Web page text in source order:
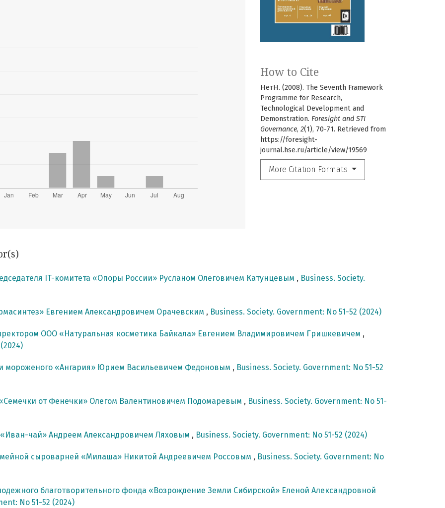
How to Cite
НетН. (2008). The Seventh Framework
Programme for Research,
Technological Development and
Demonstration. Foresight and STI
Governance, 2(1), 70-71. Retrieved from
https://foresight-
journal.hse.ru/article/view/19569
More Citation Formats
IT-комитета «Опоры России» Русланом Олеговичем Катунцевым , Business. Society.
Евгением Александровичем Орачевским , Business. Society. Government: No 51-52 (2024)
ООО «Натуральная косметика Байкала» Евгением Владимировичем Гришкевичем ,
мороженого «Ангария» Юрием Васильевичем Федоновым , Business. Society. Government: No 51-52
от Фенечки» Олегом Валентиновичем Подомаревым , Business. Society. Government: No 51-
чай» Андреем Александровичем Ляховым , Business. Society. Government: No 51-52 (2024)
сыроварней «Милаша» Никитой Андреевичем Россовым , Business. Society. Government: No
благотворительного фонда «Возрождение Земли Сибирской» Еленой Александровной
No 51-52 (2024)